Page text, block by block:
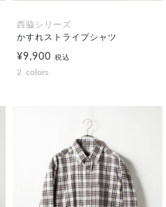
西脇シリーズ
かすれストライプシャツ
¥9,900 税込
2 colors